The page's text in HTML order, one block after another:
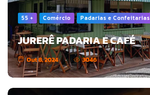
55 + Comércio Padarias e Confeitarias
JURERÊ PADARIA E CAFÉ
Out 8, 2024 3046